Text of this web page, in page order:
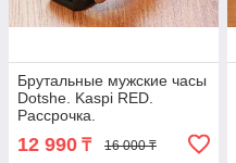
Брутальные мужские часы
Dotshe. Kaspi RED.
Рассрочка.
12 990 ₸ 16 000 ₸